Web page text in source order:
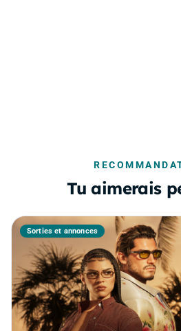
Tu aimerais
Sorties et annonces